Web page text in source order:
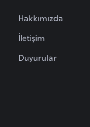
Hakkımızda
İletişim
Duyurular